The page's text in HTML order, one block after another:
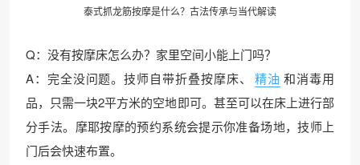
泰式抓龙筋按摩是什么？古法传承与当代解读
Q：没有按摩床怎么办？家里空间小能上门吗？
A：完全没问题。技师自带折叠按摩床、
精油 和消毒用
品，只需一块2平方米的空地即可。甚至可以在床上进行部
分手法。摩耶按摩的预约系统会提示你准备场地，技师上
门后会快速布置。